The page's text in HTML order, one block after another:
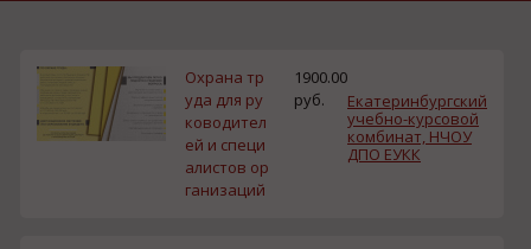
Охрана тр
уда для ру
ководител
ей и специ
алистов ор
ганизаций
1900.00
руб.
Екатеринбургский
учебно-курсовой
комбинат, НЧОУ
ДПО ЕУКК